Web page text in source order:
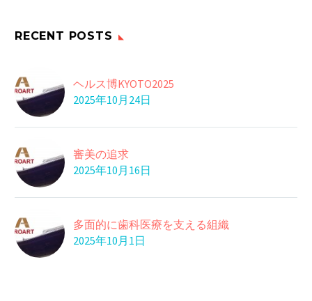
ま…
ゲームで学ぶ心肺蘇生
は、心臓マッサージと
自…
災害時に便利な液体ミ
ルク
ミ…
糖尿病の危険性
今や40歳以上の3人に1
人が患者、または…
09 12月 2019
たまに帽子を脱いで
夏になると、紫外線対
RECENT POSTS
ヘルス博KYOTO2025
2025年10月24日
審美の追求
2025年10月16日
多面的に歯科医療を支える組織
2025年10月1日